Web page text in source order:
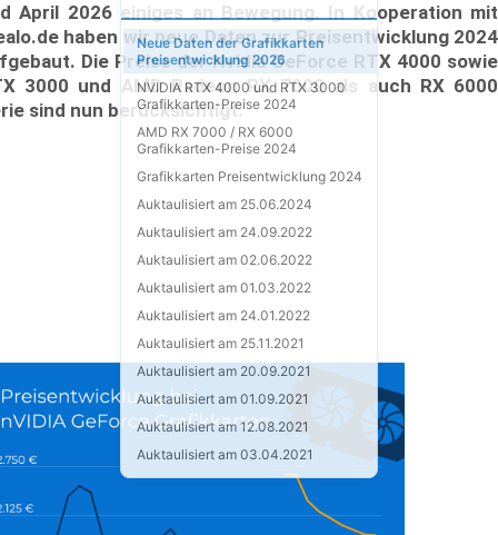
April 2026 einiges an Bewegung. In Kooperation mit
haben wir neue Daten zur Preisentwicklung 2024
Die Preise der Nvidia GeForce RTX 4000 sowie
3000 und AMD Radeon RX 7000 als auch RX 6000
sind nun berücksichtigt.
Neue Daten der Grafikkarten
Preisentwicklung 2026
NVIDIA RTX 4000 und RTX 3000
Grafikkarten-Preise 2024
AMD RX 7000 / RX 6000
Grafikkarten-Preise 2024
Grafikkarten Preisentwicklung 2024
Auktaulisiert am 25.06.2024
Auktaulisiert am 24.09.2022
Auktaulisiert am 02.06.2022
Auktaulisiert am 01.03.2022
Auktaulisiert am 24.01.2022
Auktaulisiert am 25.11.2021
Auktaulisiert am 20.09.2021
Auktaulisiert am 01.09.2021
Auktaulisiert am 12.08.2021
Auktaulisiert am 03.04.2021